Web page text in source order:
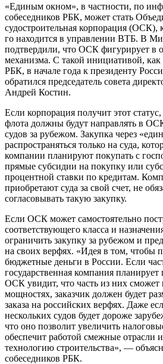
«Единым окном», в частности, по
собеседников РБК, может стать
судостроительная корпорация (ОСК),
го находится в управлении ВТБ. В
подтвердили, что ОСК фигурирует в
механизма. С такой инициативой,
РБК, в начале года к президенту
обратился председатель совета
Андрей Костин.
Если корпорация получит этот
флота должны будут направлять в
судов за рубежом. Закупка через
распространяться только на суда,
компании планируют покупать с
прямые субсидии на покупку или
процентной ставки по кредитам.
приобретают суда за свой счет, не
согласовывать такую закупку.
Если ОСК может самостоятельно
соответствующего класса и
ограничить закупку за рубежом и
на своих верфях. «Идея в том, чтобы
бюджетные деньги в России. Если
государственная компания
ОСК увидит, что часть из них сможет
мощностях, заказчик должен будет
заказа на российских верфях. Даже
нескольких судов будет дороже
что оно позволит увеличить
обеспечит работой смежные отрасли
технологию строительства», —
собеседников РБК.